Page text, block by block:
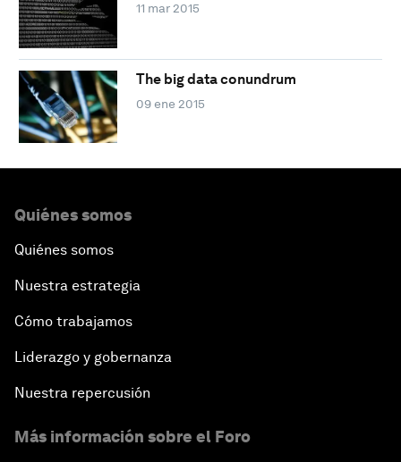
11 mar 2015
The big data conundrum
09 ene 2015
Quiénes somos
Quiénes somos
Nuestra estrategia
Cómo trabajamos
Liderazgo y gobernanza
Nuestra repercusión
Más información sobre el Foro